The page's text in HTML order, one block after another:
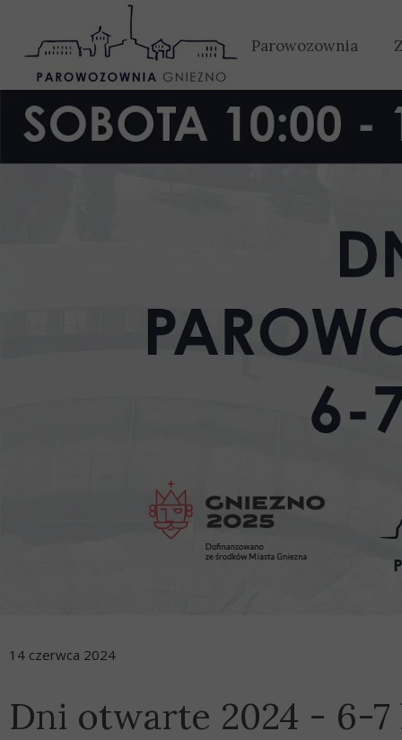
Strona główna Parowozownia
Historia
Tabor
14 czerwca 2024
Dni otwarte 2024 - 6-7